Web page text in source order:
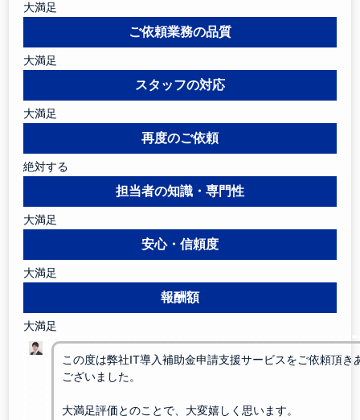
大満足
ご依頼業務の品質
大満足
スタッフの対応
大満足
再度のご依頼
絶対する
担当者の知識・専門性
大満足
安心・信頼度
大満足
報酬額
大満足
この度は弊社IT導入補助金申請支援サービスをご依頼頂き
ございました。
大満足評価とのことで、大変嬉しく思います。